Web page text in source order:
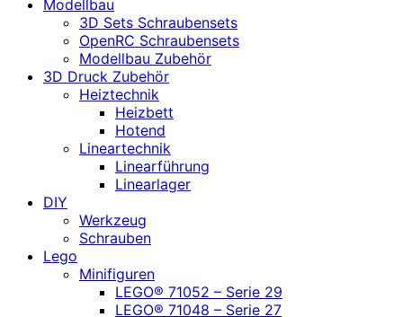
Modellbau
3D Sets Schraubensets
OpenRC Schraubensets
Modellbau Zubehör
3D Druck Zubehör
Heiztechnik
Heizbett
Hotend
Lineartechnik
Linearführung
Linearlager
DIY
Werkzeug
Schrauben
Lego
Minifiguren
LEGO® 71052 – Serie 29
LEGO® 71048 – Serie 27